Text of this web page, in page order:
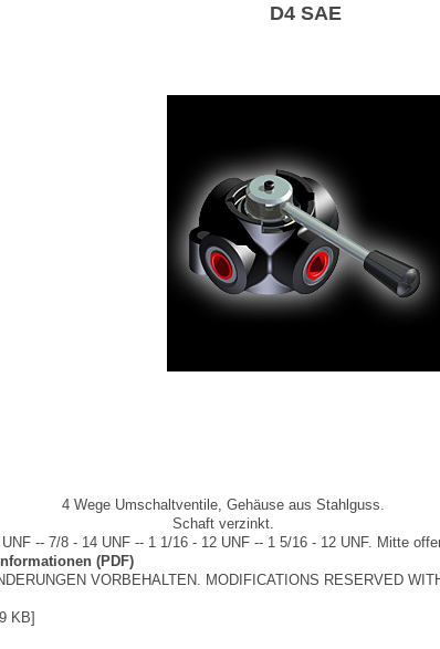
D4 SAE
4 Wege Umschaltventile, Gehäuse aus Stahlguss.
Schaft verzinkt.
-- 7/8 - 14 UNF -- 1 1/16 - 12 UNF -- 1 5/16 - 12 UNF. Mitte
(PDF)
VORBEHALTEN. MODIFICATIONS RESERVED
KB]